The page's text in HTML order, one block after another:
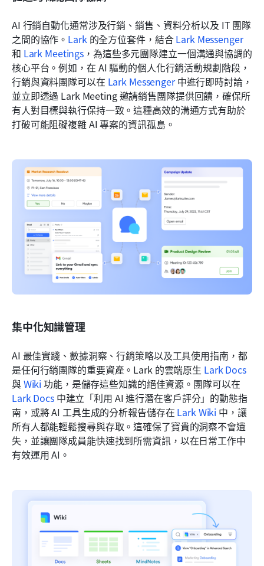
AI 行銷自動化通常涉及行銷、銷售、資料分析以及 IT 團隊
之間的協作。 Lark 的全方位套件，結合 Lark Messenger
和 Lark Meetings ，為這些多元團隊建立一個溝通與協調的
核心平台。例如，在 AI 驅動的個人化行銷活動規劃階段，
行銷與資料團隊可以在 Lark Messenger 中進行即時討論，
並立即透過 Lark Meeting 邀請銷售團隊提供回饋，確保所
有人對目標與執行保持一致。這種高效的溝通方式有助於
打破可能阻礙複雜 AI 專案的資訊孤島。
集中化知識管理
AI 最佳實踐、數據洞察、行銷策略以及工具使用指南，都
是任何行銷團隊的重要資產。Lark 的雲端原生 Lark Docs
與 Wiki
Lark Docs 中建立「利用 AI 進行潛在客戶評分」的動態指
南，或將 AI 工具生成的分析報告儲存在 Lark Wiki 中，讓
所有人都能輕鬆搜尋與存取。這確保了寶貴的洞察不會遺
失，並讓團隊成員能快速找到所需資訊，以在日常工作中
有效運用 AI。